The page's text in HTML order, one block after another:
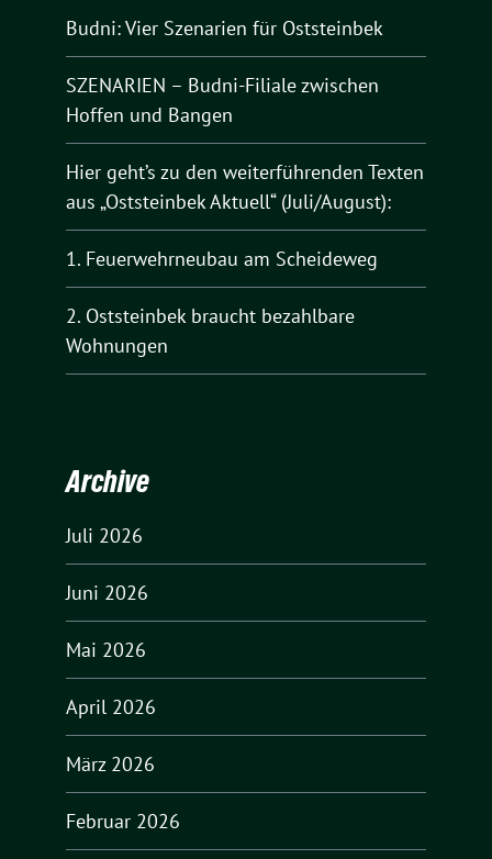
Budni: Vier Szenarien für Oststeinbek
SZENARIEN – Budni-Filiale zwischen
Hoffen und Bangen
Hier geht’s zu den weiterführenden Texten
aus „Oststeinbek Aktuell“ (Juli/August):
1. Feuerwehrneubau am Scheideweg
2. Oststeinbek braucht bezahlbare
Wohnungen
Archive
Juli 2026
Juni 2026
Mai 2026
April 2026
März 2026
Februar 2026